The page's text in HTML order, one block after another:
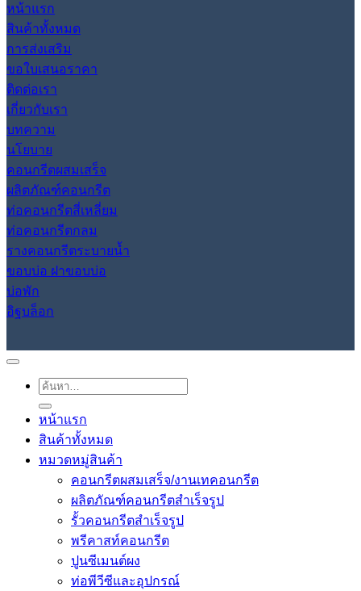
หน้าแรก
สินค้าทั้งหมด
การส่งเสริม
ขอใบเสนอราคา
ติดต่อเรา
เกี่ยวกับเรา
บทความ
นโยบาย
คอนกรีตผสมเสร็จ
ผลิตภัณฑ์คอนกรีต
ท่อคอนกรีตสี่เหลี่ยม
ท่อคอนกรีตกลม
รางคอนกรีตระบายน้ำ
ขอบบ่อ ฝาขอบบ่อ
บ่อพัก
อิฐบล็อก
ค้นหา:
หน้าแรก
สินค้าทั้งหมด
หมวดหมู่สินค้า
คอนกรีตผสมเสร็จ/งานเทคอนกรีต
ผลิตภัณฑ์คอนกรีตสำเร็จรูป
รั้วคอนกรีตสำเร็จรูป
พรีคาสท์คอนกรีต
ปูนซีเมนต์ผง
ท่อพีวีซีและอุปกรณ์